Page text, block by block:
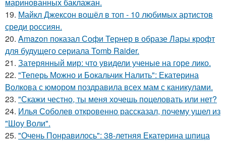
19. Майкл Джексон вошёл в топ - 10 любимых артистов
среди россиян.
20. Amazon показал Софи Тернер в образе Лары крофт
для будущего сериала Tomb Raider.
21. Затерянный мир: что увидели ученые на горе лико.
22. "Теперь Можно и Бокальчик Налить": Екатерина
Волкова с юмором поздравила всех мам с каникулами.
23. "Скажи честно, ты меня хочешь поцеловать или нет?
24. Илья Соболев откровенно рассказал, почему ушел из
"Шоу Воли".
25. "Очень Понравилось": 38-летняя Екатерина шпица